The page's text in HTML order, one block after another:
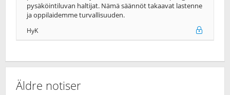
pysäköintiluvan haltijat. Nämä säännöt takaavat lastenne
ja oppilaidemme turvallisuuden.
HyK
Äldre notiser